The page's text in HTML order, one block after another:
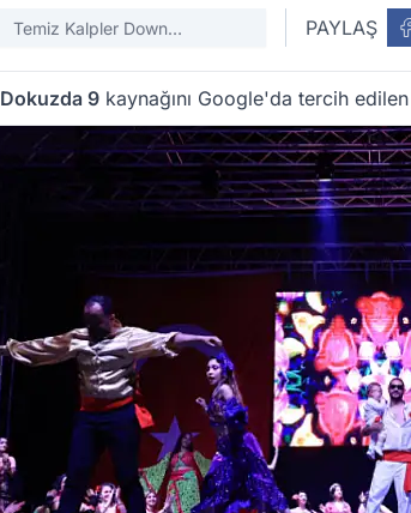
Temiz Kalpler Down
PAYLAŞ
Dokuzda 9 kaynağını Google'da tercih